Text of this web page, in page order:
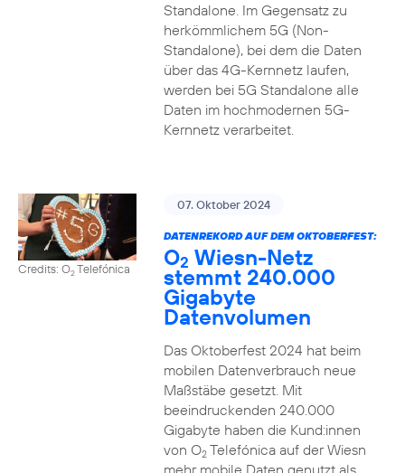
Standalone. Im Gegensatz zu
herkömmlichem 5G (Non-
Standalone), bei dem die Daten
über das 4G-Kernnetz laufen,
werden bei 5G Standalone alle
Daten im hochmodernen 5G-
Kernnetz verarbeitet.
Credits: O2Telefónica
07. Oktober 2024
DATENREKORD AUF DEM OKTOBERFEST:
O2 Wiesn-Netz
stemmt 240.000
Gigabyte
Datenvolumen
Das Oktoberfest 2024 hat beim
mobilen Datenverbrauch neue
Maßstäbe gesetzt. Mit
beeindruckenden 240.000
Gigabyte haben die Kund:innen
von O2Telefónica auf der Wiesn
mehr mobile Daten genutzt als